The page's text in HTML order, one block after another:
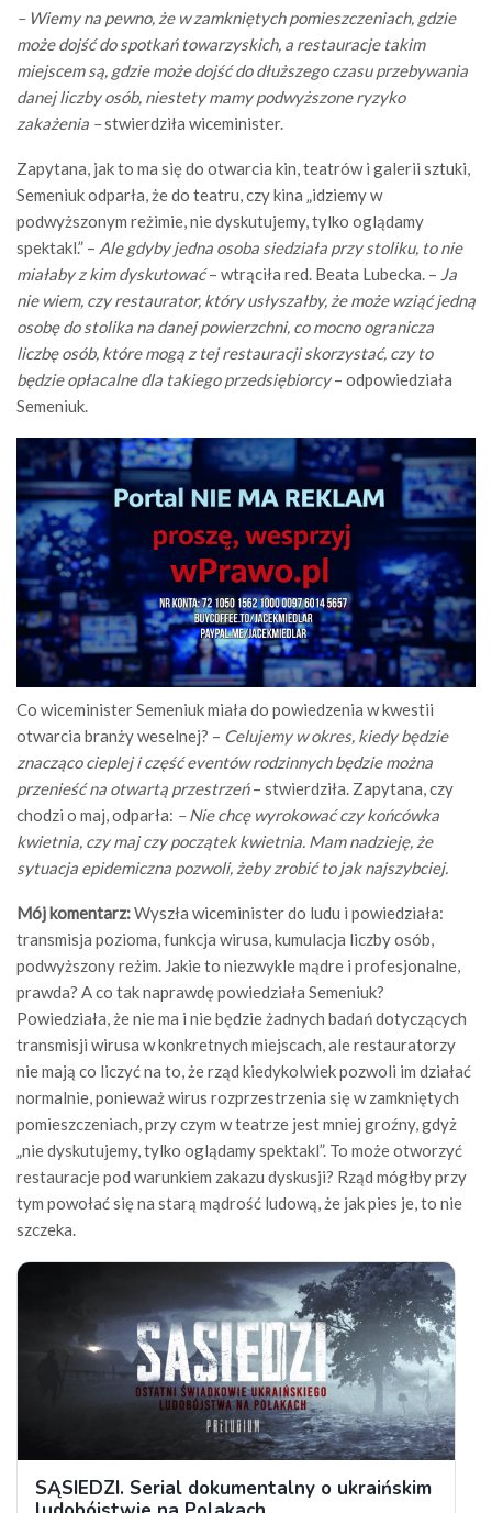
– Wiemy na pewno, że w zamkniętych pomieszczeniach, gdzie
może dojść do spotkań towarzyskich, a restauracje takim
miejscem są, gdzie może dojść do dłuższego czasu przebywania
danej liczby osób, niestety mamy podwyższone ryzyko
zakażenia –stwierdziła wiceminister.
Zapytana, jak to ma się do otwarcia kin, teatrów i galerii sztuki,
Semeniuk odparła, że do teatru, czy kina „idziemy w
podwyższonym reżimie, nie dyskutujemy, tylko oglądamy
spektakl.” – Ale gdyby jedna osoba siedziała przy stoliku, to nie
miałaby z kim dyskutować– wtrąciła red. Beata Lubecka. – Ja
nie wiem, czy restaurator, który usłyszałby, że może wziąć jedną
osobę do stolika na danej powierzchni, co mocno ogranicza
liczbę osób, które mogą z tej restauracji skorzystać, czy to
będzie opłacalne dla takiego przedsiębiorcy– odpowiedziała
Semeniuk.
Co wiceminister Semeniuk miała do powiedzenia w kwestii
otwarcia branży weselnej? – Celujemy w okres, kiedy będzie
znacząco cieplej i część eventów rodzinnych będzie można
przenieść na otwartą przestrzeń– stwierdziła. Zapytana, czy
chodzi o maj, odparła: – Nie chcę wyrokować czy końcówka
kwietnia, czy maj czy początek kwietnia. Mam nadzieję, że
sytuacja epidemiczna pozwoli, żeby zrobić to jak najszybciej.
Mój komentarz:Wyszła wiceminister do ludu i powiedziała:
transmisja pozioma, funkcja wirusa, kumulacja liczby osób,
podwyższony reżim. Jakie to niezwykle mądre i profesjonalne,
prawda? A co tak naprawdę powiedziała Semeniuk?
Powiedziała, że nie ma i nie będzie żadnych badań dotyczących
transmisji wirusa w konkretnych miejscach, ale restauratorzy
nie mają co liczyć na to, że rząd kiedykolwiek pozwoli im działać
normalnie, ponieważ wirus rozprzestrzenia się w zamkniętych
pomieszczeniach, przy czym w teatrze jest mniej groźny, gdyż
„nie dyskutujemy, tylko oglądamy spektakl”. To może otworzyć
restauracje pod warunkiem zakazu dyskusji? Rząd mógłby przy
tym powołać się na starą mądrość ludową, że jak pies je, to nie
szczeka.